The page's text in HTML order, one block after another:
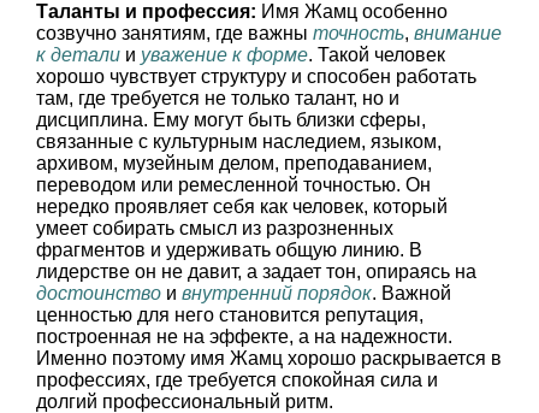
Таланты и профессия: Имя Жамц особенно
созвучно занятиям, где важны точность, внимание
к детали и уважение к форме. Такой человек
хорошо чувствует структуру и способен работать
там, где требуется не только талант, но и
дисциплина. Ему могут быть близки сферы,
связанные с культурным наследием, языком,
архивом, музейным делом, преподаванием,
переводом или ремесленной точностью. Он
нередко проявляет себя как человек, который
умеет собирать смысл из разрозненных
фрагментов и удерживать общую линию. В
лидерстве он не давит, а задает тон, опираясь на
достоинство и внутренний порядок. Важной
ценностью для него становится репутация,
построенная не на эффекте, а на надежности.
Именно поэтому имя Жамц хорошо раскрывается в
профессиях, где требуется спокойная сила и
долгий профессиональный ритм.